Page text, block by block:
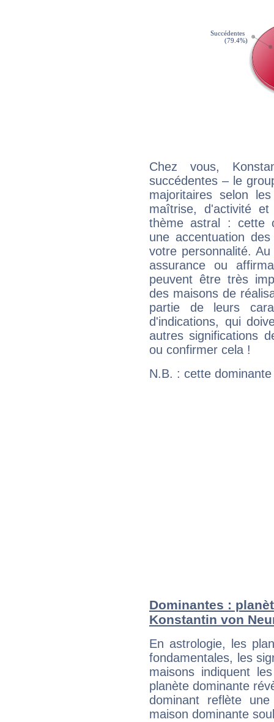
Chez vous,
succédentes – le
majoritaires selon
maîtrise, d'activité
thème astral : cette
une accentuation
votre personnalité.
assurance ou
peuvent être très
des maisons de
partie de leurs
d'indications, qui
autres significations
ou confirmer cela !
N.B. : cette
Dominantes :
Konstantin von
En astrologie, les
fondamentales, les
maisons indiquent
planète dominante
dominant reflète
maison dominante